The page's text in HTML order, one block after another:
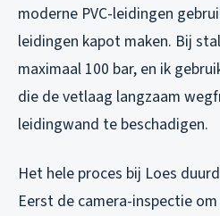
moderne PVC-leidingen
leidingen kapot maken. Bij
maximaal 100 bar, en ik
die de vetlaag langzaam
leidingwand te beschadigen.
Het hele proces bij Loes
Eerst de camera-inspectie